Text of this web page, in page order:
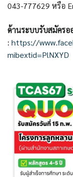
043-777629 หรือ
ด้านระบบรับสมัครอ
: https://
mibextid=PlNXYD